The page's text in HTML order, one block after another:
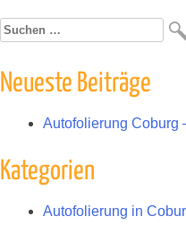
Suchen
Neueste Beiträge
Autofolierung Coburg
Kategorien
Autofolierung in